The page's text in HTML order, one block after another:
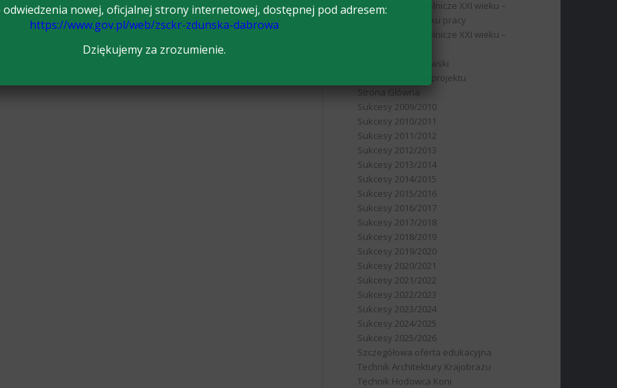
RPO Nauczanie rolnicze XXI wieku –
absolwent na rynku pracy
RPO Nauczanie rolnicze XXI wieku –
Samorząd Uczniowski
Stopień realizacji projektu
Strona Główna
Sukcesy 2009/2010
Sukcesy 2010/2011
Sukcesy 2011/2012
Sukcesy 2012/2013
Sukcesy 2013/2014
Sukcesy 2014/2015
Sukcesy 2015/2016
Sukcesy 2016/2017
Sukcesy 2017/2018
Sukcesy 2018/2019
Sukcesy 2019/2020
Sukcesy 2020/2021
Sukcesy 2021/2022
Sukcesy 2022/2023
Sukcesy 2023/2024
Sukcesy 2024/2025
Sukcesy 2025/2026
Szczegółowa oferta edukacyjna
Technik Architektury Krajobrazu
Technik Hodowca Koni
odwiedzenia nowej, oficjalnej strony internetowej, dostępnej pod adresem:
https://www.gov.pl/web/zsckr-zdunska-dabrowa
Dziękujemy za zrozumienie.